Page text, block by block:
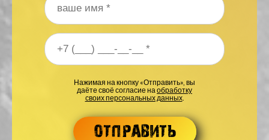
Ваше имя*
Ваш номер телефона*
Нажимая на кнопку «Отправить», вы
даёте своё согласие наобработку
своих персональных данных.